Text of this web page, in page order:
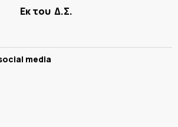
Εκ του Δ.Σ.
media